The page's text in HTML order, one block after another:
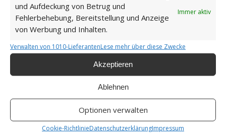
und Aufdeckung von Betrug und
Fehlerbehebung, Bereitstellung und Anzeige
von Werbung und Inhalten.
Immer aktiv
Verwalten von 1010-LieferantenLese mehr über diese Zwecke
Akzeptieren
Ablehnen
Optionen verwalten
Cookie-RichtlinieDatenschutzerklärungImpressum
Die für nichts stehen
Weiterlesen
Wie findest du diesen Beitrag?